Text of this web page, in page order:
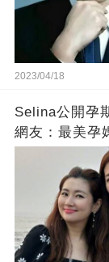
2023/04/18
Selina公開孕
網友：最美孕